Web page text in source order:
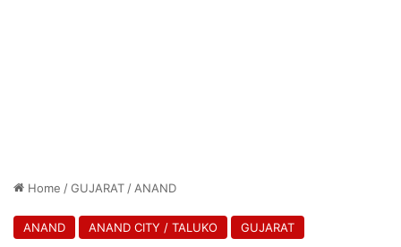
Home /GUJARAT / ANAND
ANAND ANAND CITY / TALUKO GUJARAT